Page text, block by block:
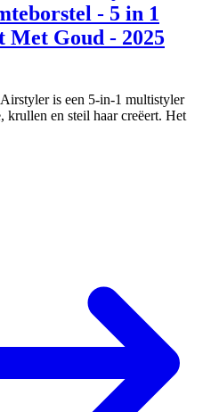
- 5 in 1
Goud - 2025
is een 5-in-1 multistyler
krullen en steil haar creëert. Het